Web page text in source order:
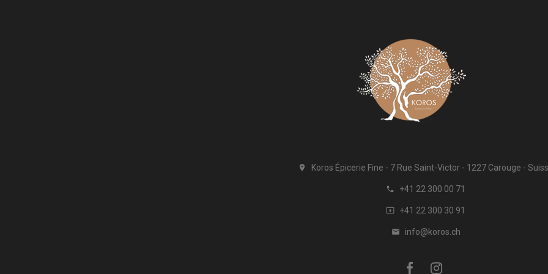
 Koros Épicerie Fine 7 Rue Saint-Victor 1227 Carouge
 +41 22 300 00 71
 +41 22 300 30 91
 info@koros.ch